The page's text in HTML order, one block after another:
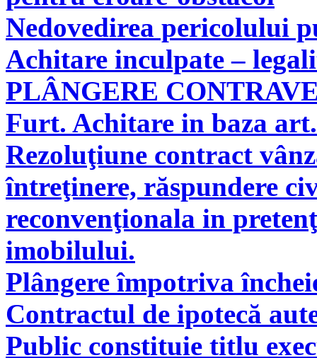
Nedovedirea pericolului
Achitare inculpate –
PLÂNGERE
Furt. Achitare in baza
Rezoluţiune contract
întreţinere, răspundere
reconvenţionala in
imobilului.
Plângere împotriva
Contractul de ipotecă
Public constituie titlu